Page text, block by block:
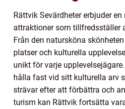
Rättvik Sevärdheter erbjuder
attraktioner som tillfredsställer
Från den natursköna
platser och kulturella
unikt för varje
hålla fast vid sitt kulturella arv
strävar efter att förbättra och
turism kan Rättvik fortsätta